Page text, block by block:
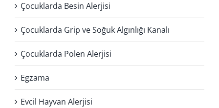
Çocuklarda Besin Alerjisi
Çocuklarda Grip ve Soğuk Algınlığı Kanalı
Çocuklarda Polen Alerjisi
Egzama
Evcil Hayvan Alerjisi